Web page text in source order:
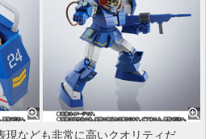
現なども非常に高いクオリティだ